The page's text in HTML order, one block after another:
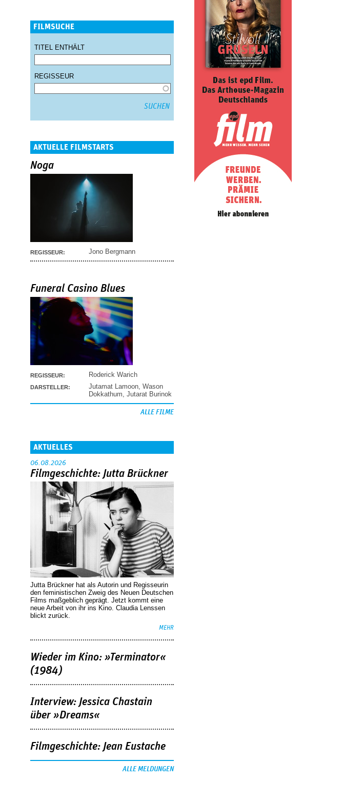
FILMSUCHE
TITEL ENTHÄLT
REGISSEUR
AKTUELLE FILMSTARTS
Noga
REGISSEUR: Jono Bergmann
Funeral Casino Blues
REGISSEUR: Roderick Warich
DARSTELLER: Jutamat Lamoon Wason
Dokkathum Jutarat Burinok
ALLE FILME
AKTUELLES
06.08.2026
Filmgeschichte: Jutta Brückner
Jutta Brückner hat als Autorin und Regisseurin
den feministischen Zweig des Neuen Deutschen
Films maßgeblich geprägt. Jetzt kommt eine
neue Arbeit von ihr ins Kino. Claudia Lenssen
blickt zurück.
MEHR
Wieder im Kino: »Terminator«
(1984)
Interview: Jessica Chastain
über »Dreams«
Filmgeschichte: Jean Eustache
ALLE MELDUNGEN